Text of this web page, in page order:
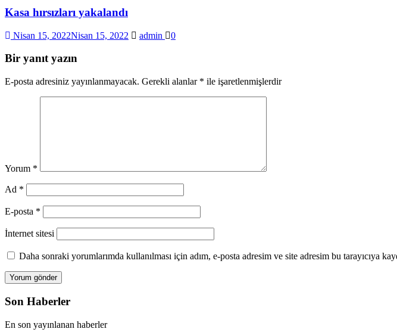
Kasa hırsızları yakalandı
Nisan 15, 2022Nisan 15, 2022 admin 0
Bir yanıt yazın
E-posta adresiniz yayınlanmayacak. Gerekli alanlar * ile işaretlenmişlerdir
Yorum *
Ad *
E-posta *
İnternet sitesi
Daha sonraki yorumlarımda kullanılması için adım, e-posta adresim ve site adresim bu tarayıcıya
Son Haberler
En son yayınlanan haberler